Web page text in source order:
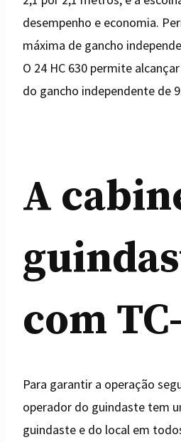
desempenho e economia.
máxima de gancho
O 24 HC 630 permite
do gancho independente de
A
com
Para garantir a operação
operador do guindaste tem
guindaste e do local em